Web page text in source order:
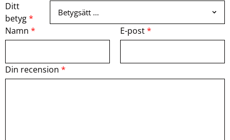
Ditt
betyg*
Din recension *
Namn * E-post*